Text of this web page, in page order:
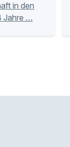
in den
Jahre …